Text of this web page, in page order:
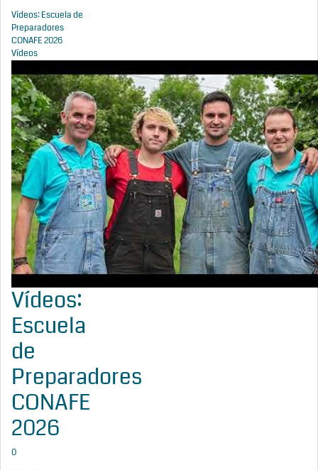
Vídeos: Escuela de
Preparadores
CONAFE 2026
Vídeos
Vídeos:
Escuela
de
Preparadores
CONAFE
2026
0